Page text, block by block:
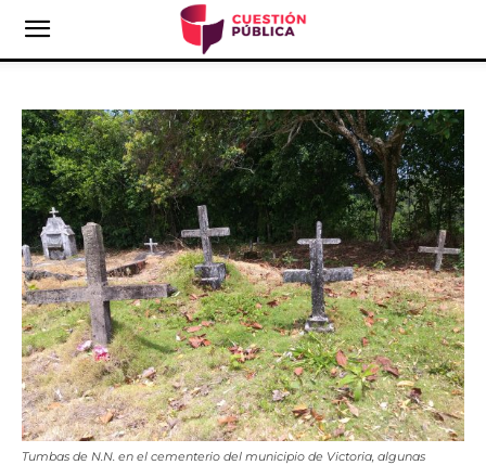
Tumbas de N.N. en el cementerio del municipio de Victoria, algunas